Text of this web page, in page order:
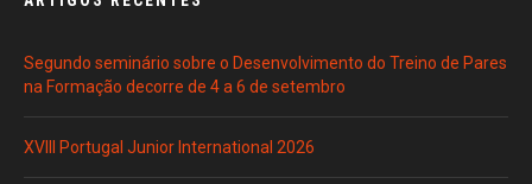
Segundo seminário sobre o Desenvolvimento do Treino de Pares
na Formação decorre de 4 a 6 de setembro
XVIII Portugal Junior International 2026